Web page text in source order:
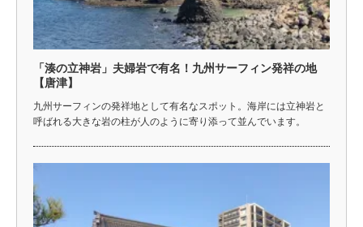
「湊の立神岩」夫婦岩で有名！九州サーフィン発祥の地
【唐津】
九州サーフィンの発祥地として有名なスポット。海岸には立神岩と
呼ばれる大きな岩の柱が人のように寄り添って並んでいます。